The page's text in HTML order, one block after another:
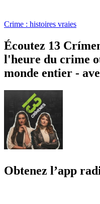
Crime : histoires vraies
Écoutez 13
l'heure du crime
monde entier -
Obtenez l’app